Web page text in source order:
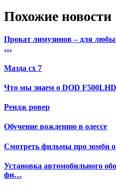
Похожие новости
Прокат лимузинов – для
…
Мазда сх 7
Что мы знаем о DOD
Рендж ровер
Обучение вождению в одессе
Смотреть фильмы про зомби
Установка автомобильного
фи…